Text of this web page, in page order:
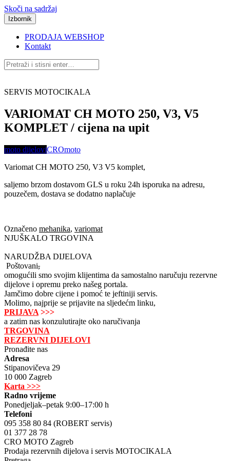
Skoči na sadržaj
Izbornik
PRODAJA WEBSHOP
Kontakt
SERVIS MOTOCIKALA
VARIOMAT CH MOTO 250, V3, V5
KOMPLET / cijena na upit
moto dijeloviCROmoto
Variomat CH MOTO 250, V3 V5 komplet,
saljemo brzom dostavom GLS u roku 24h isporuka na adresu,
pouzečem, dostava se dodatno naplačuje
Označeno mehanika, variomat
NJUŠKALO TRGOVINA
NARUDŽBA DIJELOVA
Poštovani,
omogućili smo svojim klijentima da samostalno naručuju rezervne
dijelove i opremu preko našeg portala.
Jamčimo dobre cijene i pomoć te jeftiniji servis.
Molimo, najprije se prijavite na sljedećm linku,
PRIJAVA >>>
a zatim nas konzulutirajte oko naručivanja
TRGOVINA
REZERVNI DIJELOVI
Pronađite nas
Adresa
Stipanovičeva 29
10 000 Zagreb
Karta >>>
Radno vrijeme
Ponedjeljak–petak 9:00–17:00 h
Telefoni
095 358 80 84 (ROBERT servis)
01 377 28 78
CRO MOTO Zagreb
Prodaja rezervnih dijelova i servis MOTOCIKALA